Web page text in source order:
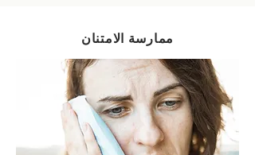
ممارسة الامتنان